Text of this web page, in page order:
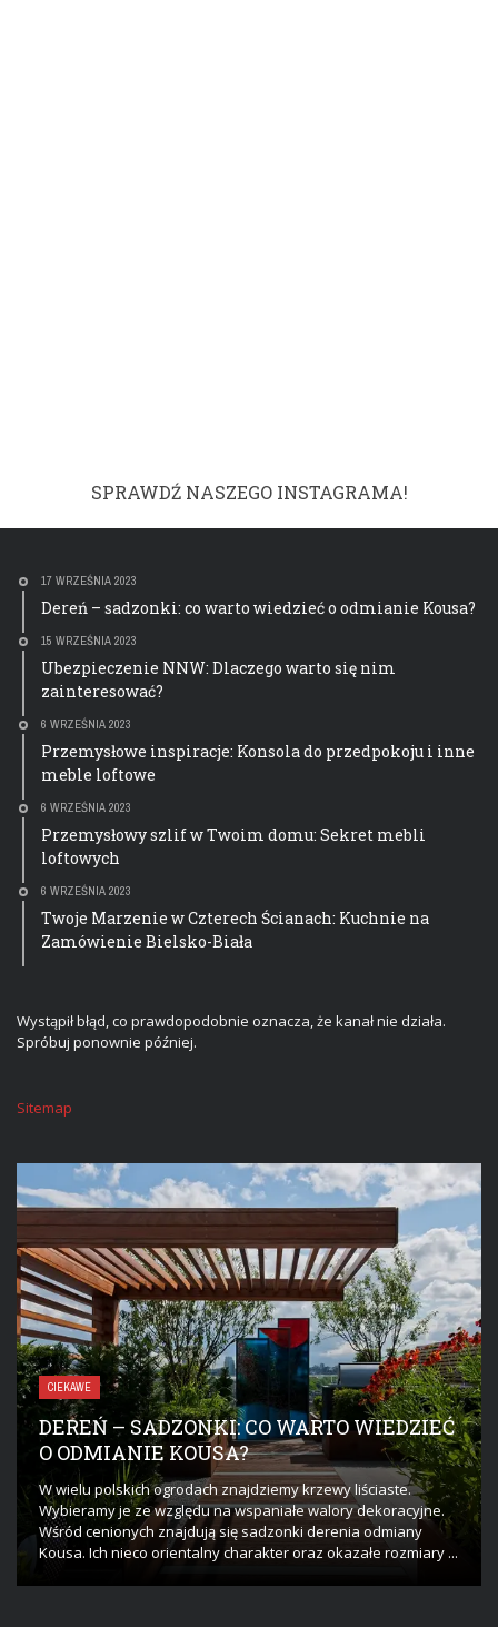
SPRAWDŹ NASZEGO INSTAGRAMA!
17 WRZEŚNIA 2023
Dereń – sadzonki: co warto wiedzieć o odmianie Kousa?
15 WRZEŚNIA 2023
Ubezpieczenie NNW: Dlaczego warto się nim
zainteresować?
6 WRZEŚNIA 2023
Przemysłowe inspiracje: Konsola do przedpokoju i inne
meble loftowe
6 WRZEŚNIA 2023
Przemysłowy szlif w Twoim domu: Sekret mebli
loftowych
6 WRZEŚNIA 2023
Twoje Marzenie w Czterech Ścianach: Kuchnie na
Zamówienie Bielsko-Biała
Wystąpił błąd, co prawdopodobnie oznacza, że kanał nie działa.
Spróbuj ponownie później.
Sitemap
CIEKAWE
DEREŃ – SADZONKI: CO WARTO WIEDZIEĆ
O ODMIANIE KOUSA?
W wielu polskich ogrodach znajdziemy krzewy liściaste.
Wybieramy je ze względu na wspaniałe walory dekoracyjne.
Wśród cenionych znajdują się sadzonki derenia odmiany
Kousa. Ich nieco orientalny charakter oraz okazałe rozmiary ...